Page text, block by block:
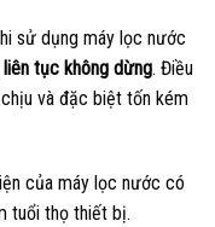
sử dụng máy lọc nước
tục không dừng. Điều
và đặc biệt tốn kém
của máy lọc nước có
tuổi thọ thiết bị.